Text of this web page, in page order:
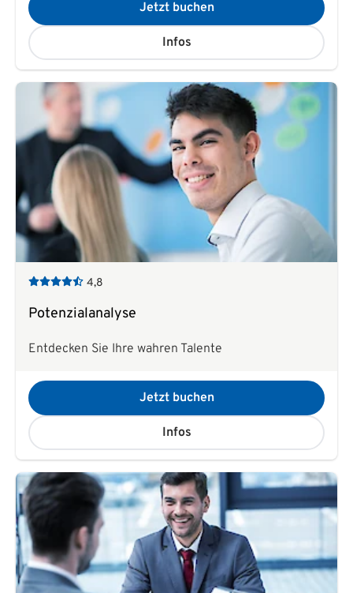
Jetzt buchen
Infos
4,8
Potenzialanalyse
Entdecken Sie Ihre wahren Talente
Jetzt buchen
Infos